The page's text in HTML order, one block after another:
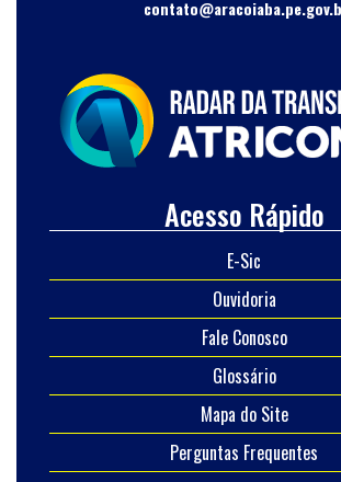
Acesso Rápido
E-Sic
Ouvidoria
Fale Conosco
Glossário
Mapa do Site
Perguntas Frequentes